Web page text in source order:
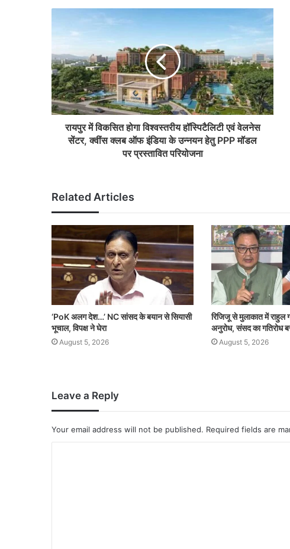
रायपुर में विकसित होगा विश्वस्तरीय हॉस्पिटैलिटी एवं वेलनेस
सेंटर, क्वींस क्लब ऑफ इंडिया के उन्नयन हेतु PPP मॉडल
पर प्रस्तावित परियोजना
Related Articles
‘PoK अलग देश…’ NC सांसद के बयान से सियासी
भूचाल, विपक्ष ने घेरा
August 5, 2026
रिजिजू से मुलाकात में राहुल
अनुरोध, संसद का गतिरोध
August 5, 2026
Leave a Reply
Your email address will not be published. Required fields are